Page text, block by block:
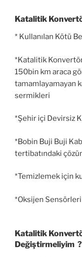
Katalitik
* Kullanılan Kötü
*Katalitik
150bin km araca
tamamlayamayan
sermikleri
*Şehir içi Devirsiz
*Bobin Buji Buji
tertibatındaki
*Temizlemek için
*Oksijen Sensörleri
Katalitik
Değiştirmeliyim ?